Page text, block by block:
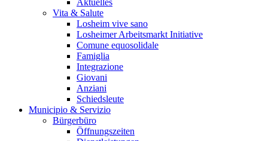
Aktuelles
Vita & Salute
Losheim vive sano
Losheimer Arbeitsmarkt Initiative
Comune equosolidale
Famiglia
Integrazione
Giovani
Anziani
Schiedsleute
Municipio & Servizio
Bürgerbüro
Öffnungszeiten